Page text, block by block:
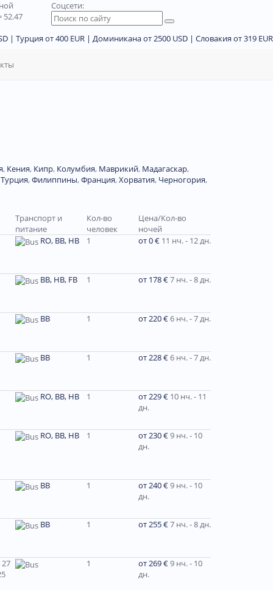
52.47
Соцсети:
| Турция от 400 EUR | Доминикана от 2500 USD | Словакия от 319 EUR
, Кения, Кипр, Колумбия, Маврикий, Мадагаскар,
Турция,Филиппины,Франция,Хорватия, Черногория,
Транспорт и
питание
Кол-во
человек
Цена/Кол-во
ночей
RO, BB, HB
1 от 0 € 11 нч. - 12 дн.
BB, HB, FB 1 от 178 €7 нч. - 8 дн.
BB 1 от 220 €6 нч. - 7 дн.
BB 1 от 228 €6 нч. - 7 дн.
RO, BB, HB 1 от 229 € 10 нч. - 11
дн.
RO, BB, HB 1 от 230 €9 нч. - 10
дн.
ВВ 1 от 240 €9 нч. - 10
дн.
BB 1 от 255 €7 нч. - 8 дн.
1 от 269 €9 нч. - 10
дн.